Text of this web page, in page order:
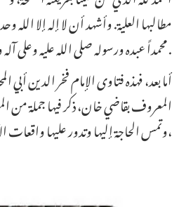
مطالبها العلية. وأشهد أن لا إله إلا الله
محمداً عبده ورسوله صلى الله عليه وعلى آله وصحبه وسلم .
أما بعد، فهذه فتاوى الإمام فخر الدين
المعروف بقاضي خان، ذكر فيها جملة من
وتمس الحاجة إليها وتدور عليها واقعات الأمة،